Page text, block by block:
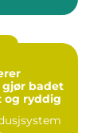
badet
og ryddig